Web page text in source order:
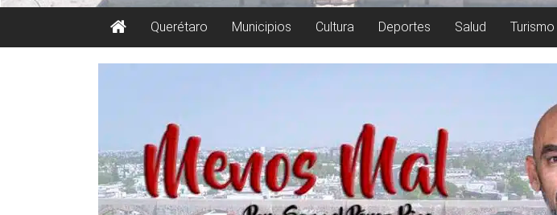
Querétaro Municipios Cultura Deportes Salud Turismo